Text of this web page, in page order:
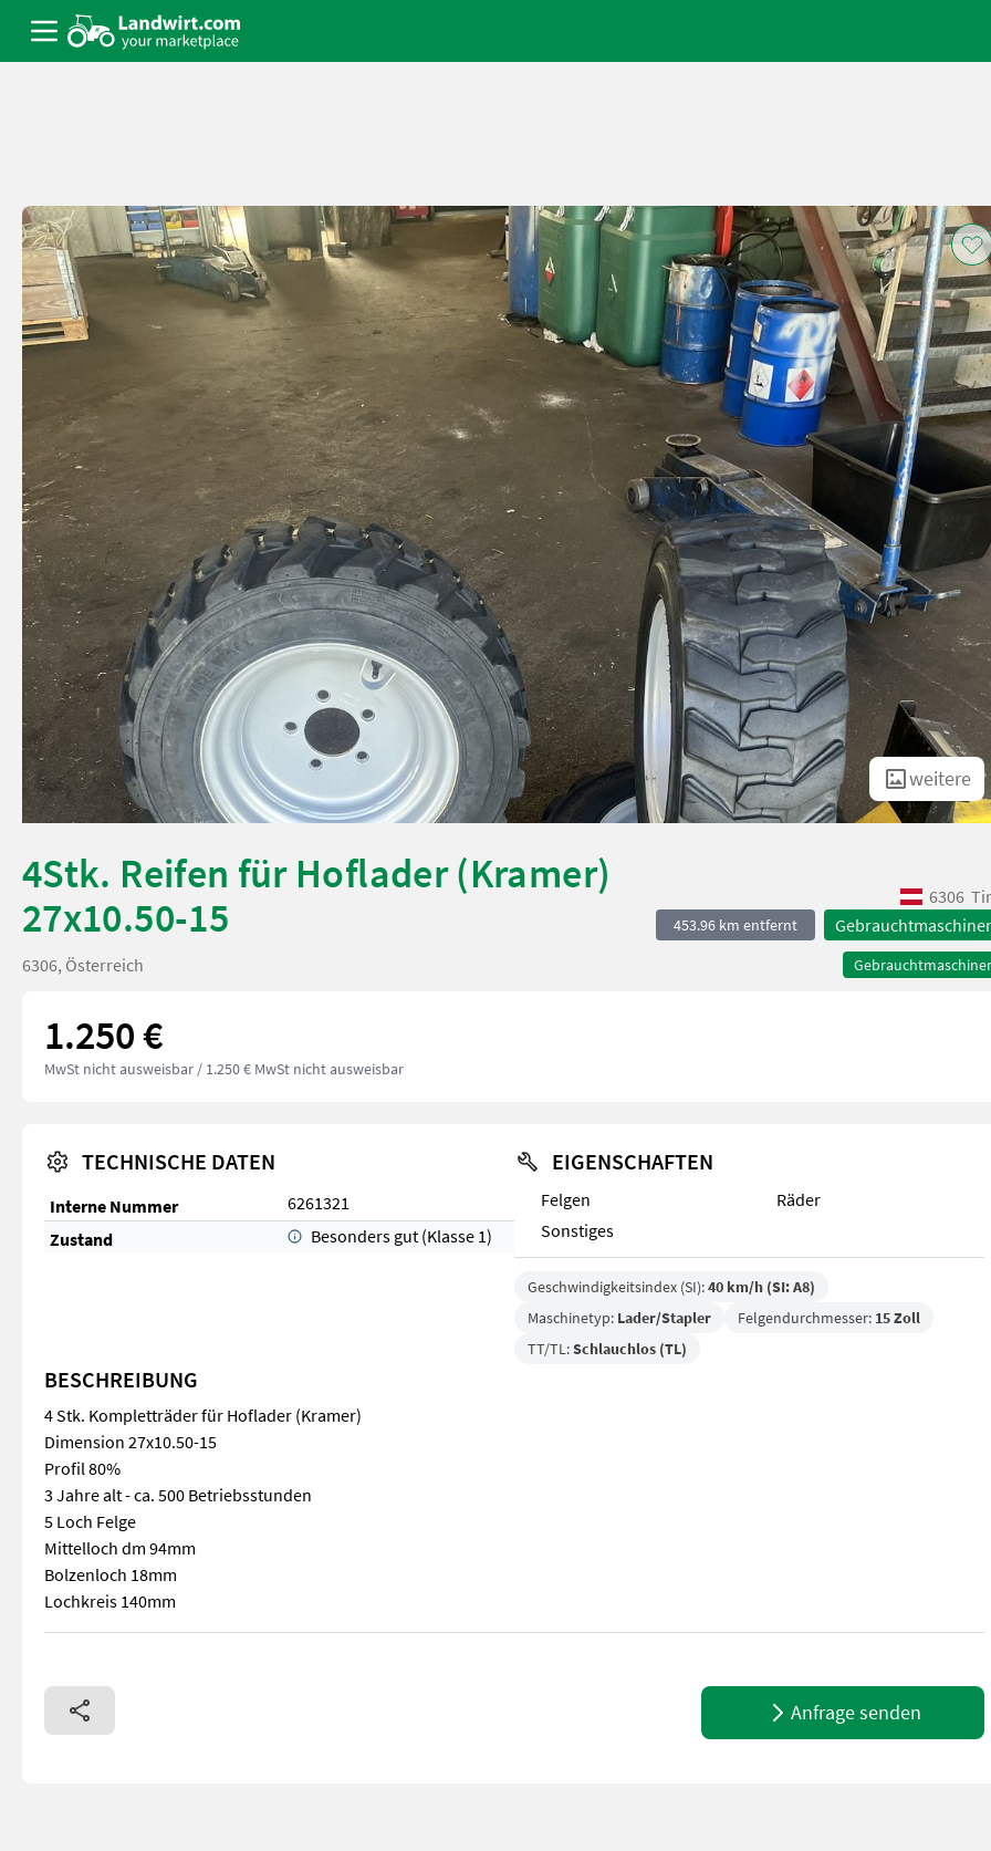
weitere
4Stk. Reifen für Hoflader (Kramer)
27x10.50-15
6306
453.96 km entfernt
6306, Österreich
1.250 €
MwSt nicht ausweisbar / 1.250 € MwSt nicht ausweisbar
TECHNISCHE DATEN
Interne Nummer
6261321
Zustand
Besonders gut (Klasse 1)
EIGENSCHAFTEN
Felgen
Räder
Sonstiges
Geschwindigkeitsindex (SI):40 km/h (SI: A8)
Maschinetyp: Lader/Stapler Felgendurchmesser: 15 Zoll
TT/TL:Schlauchlos (TL)
BESCHREIBUNG
4 Stk. Kompletträder für Hoflader (Kramer)
Dimension 27x10.50-15
Profil 80%
3 Jahre alt - ca. 500 Betriebsstunden
5 Loch Felge
Mittelloch dm 94mm
Bolzenloch 18mm
Lochkreis 140mm
4 Stk. Kompletträder für Hoflader (Kramer) Dimension 27x10.50-15 Profil 80% 3 Jahre alt - ca. 500 Betriebsstunden 5 Loch
Anfrage senden